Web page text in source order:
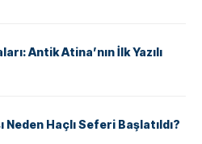
Antik Atina’nın İlk Yazılı
Haçlı Seferi Başlatıldı?